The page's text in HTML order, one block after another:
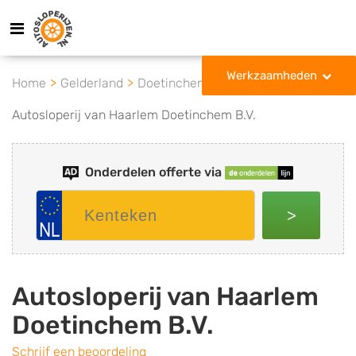
Werkzaamheden
Home Gelderland Doetinchem
Autosloperij van Haarlem Doetinchem B.V.
Onderdelen offerte via
>
Autosloperij van Haarlem
Doetinchem B.V.
Schrijf een beoordeling